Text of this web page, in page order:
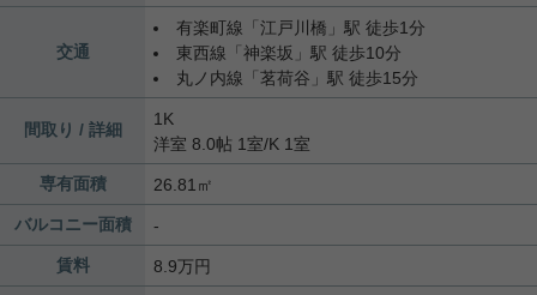
交通
有楽町線 「 江戸川橋 」駅 徒歩1分
東西線 「 神楽坂 」駅 徒歩10分
丸ノ内線 「 茗荷谷 」駅 徒歩15分
間取り / 詳細
1K
洋室 8.0帖 1室/K 1室
専有面積 26.81㎡
バルコニー面積 -
賃料 8.9万円